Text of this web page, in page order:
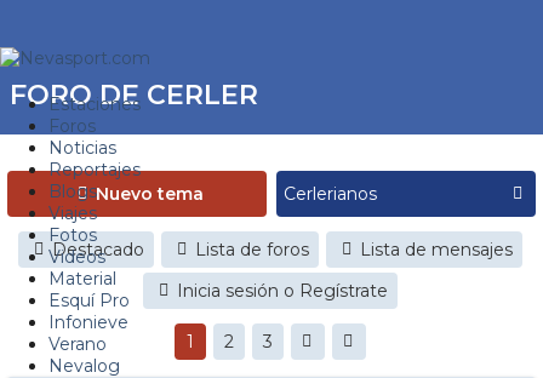
Estaciones
Foros
Noticias
Reportajes
Blogs
Viajes
Fotos
Videos
Material
Esquí Pro
Infonieve
Verano
Nevalog
FORO DE CERLER
Nuevo tema
Destacado Lista de foros
Lista de mensajes
Inicia sesión o Regístrate
1 2 3